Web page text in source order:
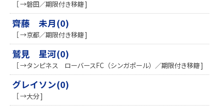
［ →磐田／期限付き移籍 ]
齊藤 未月(0)
［ →京都／期限付き移籍 ]
鷲見 星河(0)
［ →タンピネス ローバースFC（シンガポール）／期限付き移籍 ]
グレイソン(0)
［ →大分 ]